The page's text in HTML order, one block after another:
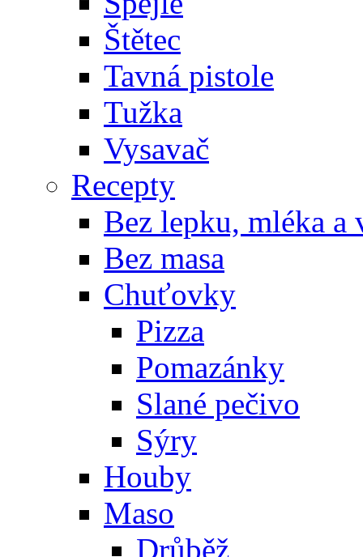
Štětec
Tavná pistole
Tužka
Vysavač
Recepty
Bez lepku, mléka a
Bez masa
Chuťovky
Pizza
Pomazánky
Slané pečivo
Sýry
Houby
Maso
Drůběž